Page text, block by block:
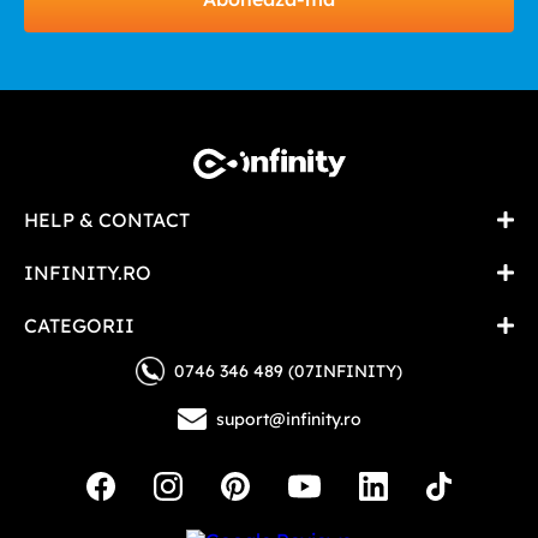
HELP & CONTACT
INFINITY.RO
CATEGORII
0746 346 489 (07INFINITY)
suport@infinity.ro